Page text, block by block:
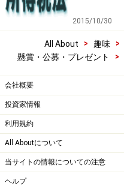
2015/10/30
All About > 趣味 >
懸賞・公募・プレゼント
>
会社概要
投資家情報
利用規約
All Aboutについて
当サイトの情報についての注意
ヘルプ